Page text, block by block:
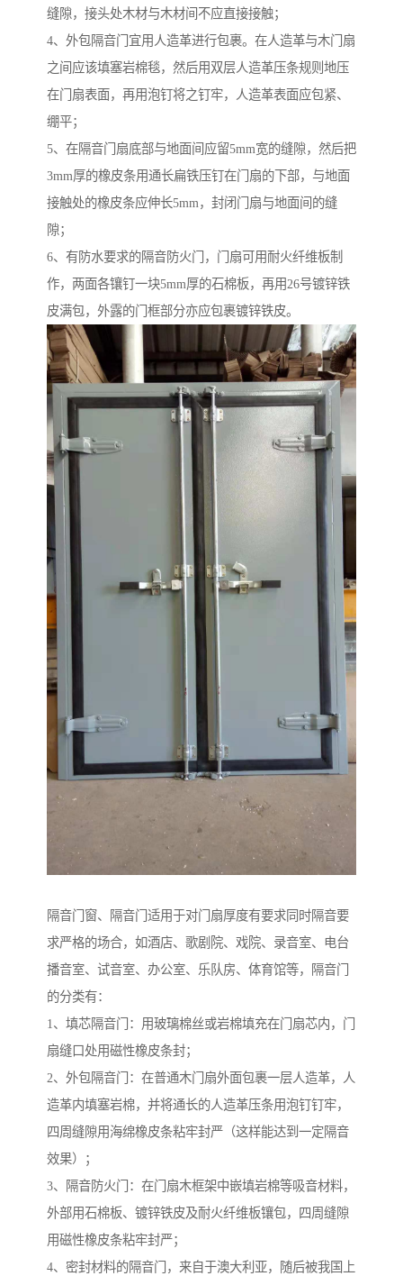
缝隙，接头处木材与木材间不应直接接触；
4、外包隔音门宜用人造革进行包裹。在人造革与木门扇
之间应该填塞岩棉毯，然后用双层人造革压条规则地压
在门扇表面，再用泡钉将之钉牢，人造革表面应包紧、
绷平；
5、在隔音门扇底部与地面间应留5mm宽的缝隙，然后把
3mm厚的橡皮条用通长扁铁压钉在门扇的下部，与地面
接触处的橡皮条应伸长5mm，封闭门扇与地面间的缝
隙；
6、有防水要求的隔音防火门，门扇可用耐火纤维板制
作，两面各镶钉一块5mm厚的石棉板，再用26号镀锌铁
皮满包，外露的门框部分亦应包裹镀锌铁皮。
隔音门窗、隔音门适用于对门扇厚度有要求同时隔音要
求严格的场合，如酒店、歌剧院、戏院、录音室、电台
播音室、试音室、办公室、乐队房、体育馆等，隔音门
的分类有：
1、填芯隔音门：用玻璃棉丝或岩棉填充在门扇芯内，门
扇缝口处用磁性橡皮条封；
2、外包隔音门：在普通木门扇外面包裹一层人造革，人
造革内填塞岩棉，并将通长的人造革压条用泡钉钉牢，
四周缝隙用海绵橡皮条粘牢封严（这样能达到一定隔音
效果）；
3、隔音防火门：在门扇木框架中嵌填岩棉等吸音材料，
外部用石棉板、镀锌铁皮及耐火纤维板镶包，四周缝隙
用磁性橡皮条粘牢封严；
4、密封材料的隔音门，来自于澳大利亚，随后被我国上